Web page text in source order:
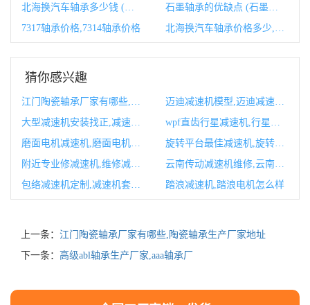
石墨轴承的优缺点 (石墨轴承的优点有哪些)
7317轴承价格,7314轴承价格
猜你感兴趣
迈迪减速机模型,迈迪减速机模型图
旋转平台最佳减速机,旋转减速机怎么组装
云南传动减速机维修,云南传动减速机维修公司
踏浪减速机,踏浪电机怎么样
上一条： 江门陶瓷轴承厂家有哪些,陶瓷轴承生产厂家地址
下一条： 高级abl轴承生产厂家,aaa轴承厂